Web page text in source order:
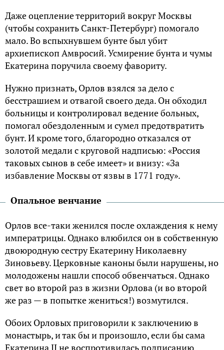
Даже оцепление территорий вокруг Москвы
(чтобы сохранить Санкт-Петербург) помогало
мало. Во вспыхнувшем бунте был убит
архиепископ Амвросий. Усмирение бунта и чумы
Екатерина поручила своему фавориту.
Нужно признать, Орлов взялся за дело с
бесстрашием и отвагой своего деда. Он обходил
больницы и контролировал ведение больных,
помогал обездоленным и сумел предотвратить
бунт. И кроме того, благородно отказался от
золотой медали с круговой надписью: «Россия
таковых сынов в себе имеет» и внизу: «За
избавление Москвы от язвы в 1771 году».
Опальное венчание
Орлов все-таки женился после охлаждения к нему
императрицы. Однако влюбился он в собственную
двоюродную сестру Екатерину Николаевну
Зиновьеву. Церковные каноны были нарушены, но
молодожены нашли способ обвенчаться. Однако
свет во второй раз в жизни Орлова (и во второй
же раз — в попытке жениться!) возмутился.
Обоих Орловых приговорили к заключению в
монастырь, и так бы и произошло, если бы сама